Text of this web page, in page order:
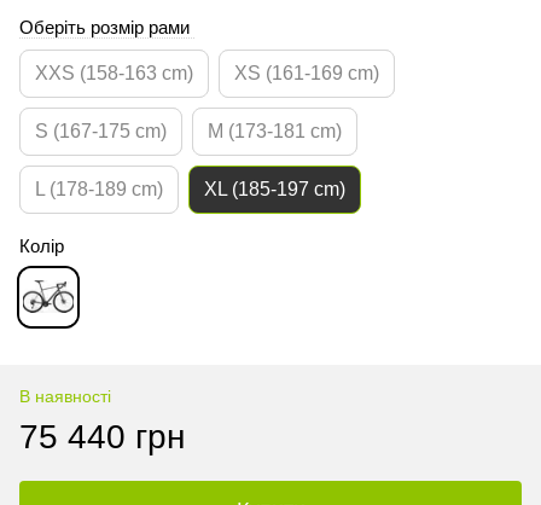
Оберіть розмір рами
XXS (158-163 cm) XS (161-169 cm)
S (167-175 cm) M (173-181 cm)
L (178-189 cm) XL (185-197 cm)
Колір
В наявності
75 440 грн